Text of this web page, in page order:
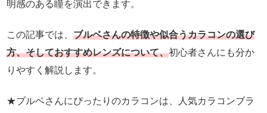
明感のある瞳を演出できます。
この記事では、 ブルベさんの特徴や似合うカラコンの選び
方、そしておすすめレンズについて、初心者さんにも分か
りやすく解説します。
★ブルベさんにぴったりのカラコンは、人気カラコンブラ